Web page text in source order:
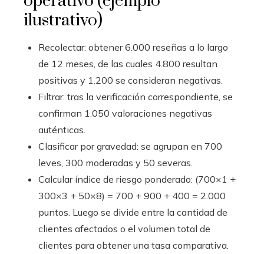
ilustrativo)
Recolectar: obtener 6.000 reseñas a lo largo
de 12 meses, de las cuales 4.800 resultan
positivas y 1.200 se consideran negativas.
Filtrar: tras la verificación correspondiente, se
confirman 1.050 valoraciones negativas
auténticas.
Clasificar por gravedad: se agrupan en 700
leves, 300 moderadas y 50 severas.
Calcular índice de riesgo ponderado: (700×1 +
300×3 + 50×8) = 700 + 900 + 400 = 2.000
puntos. Luego se divide entre la cantidad de
clientes afectados o el volumen total de
clientes para obtener una tasa comparativa.